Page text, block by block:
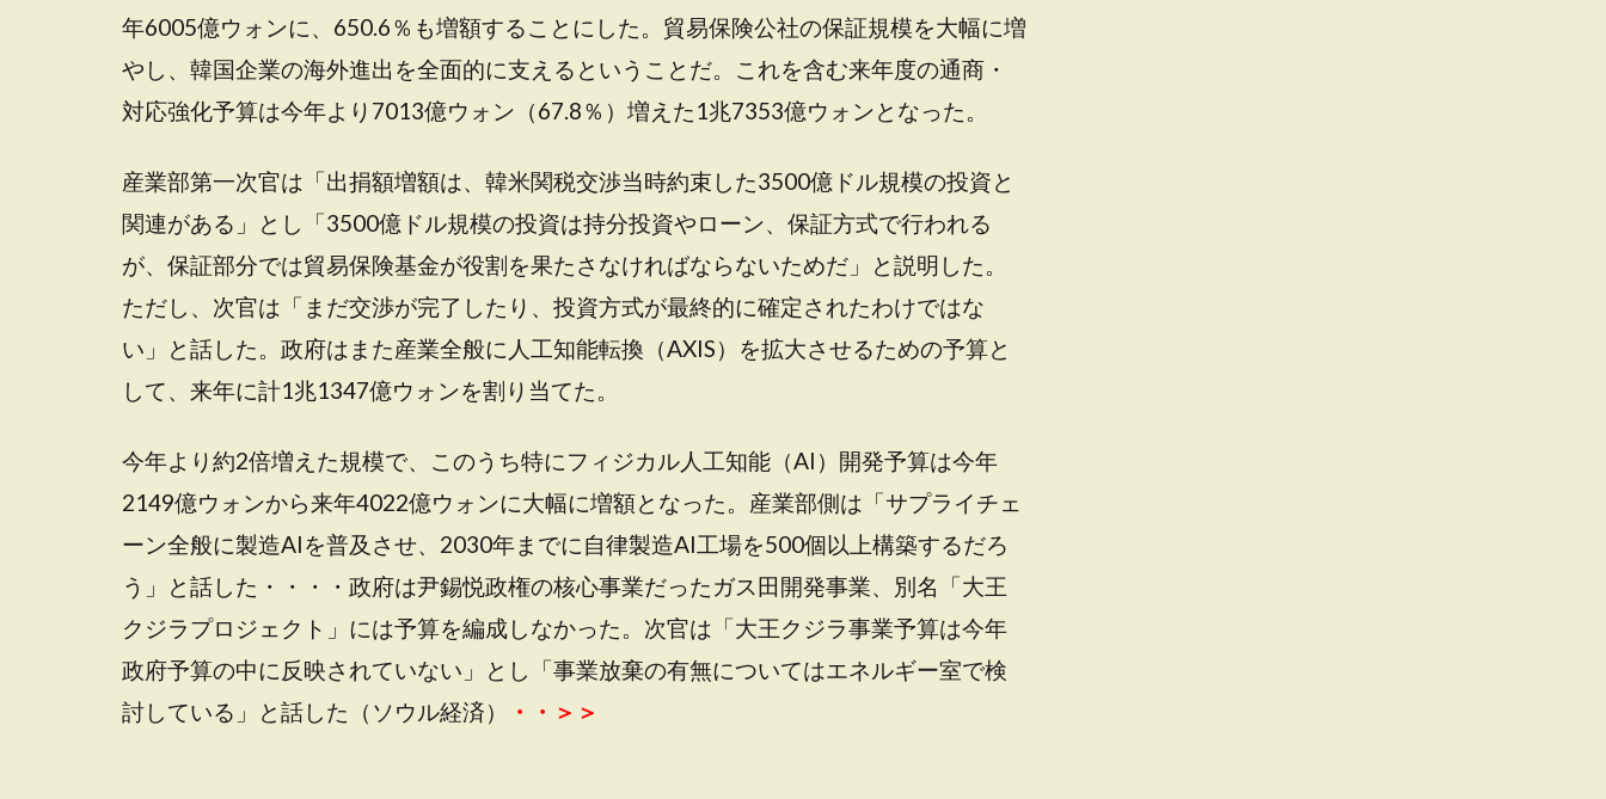
年6005億ウォンに、650.6％も増額することにした。貿易保険公社の保証規模を大幅に増
やし、韓国企業の海外進出を全面的に支えるということだ。これを含む来年度の通商・
対応強化予算は今年より7013億ウォン（67.8％）増えた1兆7353億ウォンとなった。
産業部第一次官は「出捐額増額は、韓米関税交渉当時約束した3500億ドル規模の投資と
関連がある」とし「3500億ドル規模の投資は持分投資やローン、保証方式で行われる
が、保証部分では貿易保険基金が役割を果たさなければならないためだ」と説明した。
ただし、次官は「まだ交渉が完了したり、投資方式が最終的に確定されたわけではな
い」と話した。政府はまた産業全般に人工知能転換（AXIS）を拡大させるための予算と
して、来年に計1兆1347億ウォンを割り当てた。
今年より約2倍増えた規模で、このうち特にフィジカル人工知能（AI）開発予算は今年
2149億ウォンから来年4022億ウォンに大幅に増額となった。産業部側は「サプライチェ
ーン全般に製造AIを普及させ、2030年までに自律製造AI工場を500個以上構築するだろ
う」と話した・・・・政府は尹錫悦政権の核心事業だったガス田開発事業、別名「大王
クジラプロジェクト」には予算を編成しなかった。次官は「大王クジラ事業予算は今年
政府予算の中に反映されていない」とし「事業放棄の有無についてはエネルギー室で検
討している」と話した（ソウル経済）
・・＞＞